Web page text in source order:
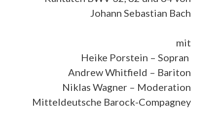
Johann Sebastian Bach
mit
Heike Porstein – Sopran
Andrew Whitfield – Bariton
Niklas Wagner – Moderation
Mitteldeutsche Barock-Compagney